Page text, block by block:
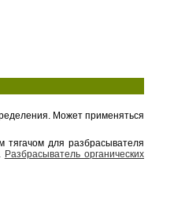
Может применяться
тягачом для разбрасывателя
Разбрасыватель органических